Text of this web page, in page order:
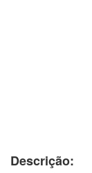
Descrição: